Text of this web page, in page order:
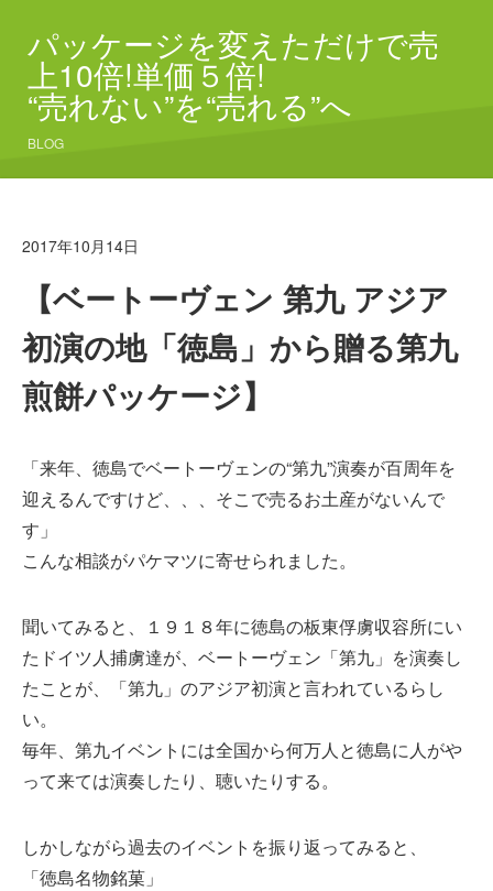
パッケージを変えただけで売
上10倍!単価５倍!
“売れない”を“売れる”へ
BLOG
2017年10月14日
【ベートーヴェン 第九 アジア
初演の地「徳島」から贈る第九
煎餅パッケージ】
「来年、徳島でベートーヴェンの“第九”演奏が百周年を
迎えるんですけど、、、そこで売るお土産がないんで
す」
こんな相談がパケマツに寄せられました。
聞いてみると、１９１８年に徳島の板東俘虜収容所にい
たドイツ人捕虜達が、ベートーヴェン「第九」を演奏し
たことが、「第九」のアジア初演と言われているらし
い。
毎年、第九イベントには全国から何万人と徳島に人がや
って来ては演奏したり、聴いたりする。
しかしながら過去のイベントを振り返ってみると、
「徳島名物銘菓」